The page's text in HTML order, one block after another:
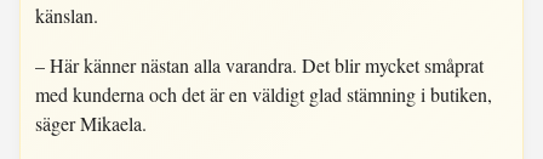
känslan.
– Här känner nästan alla varandra. Det blir mycket småprat
med kunderna och det är en väldigt glad stämning i butiken,
säger Mikaela.